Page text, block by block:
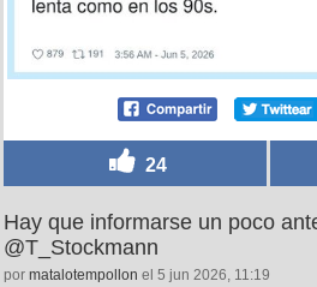
24
Hay que informarse un poco
@T_Stockmann
por matalotempollon el 5 jun 2026, 11:19